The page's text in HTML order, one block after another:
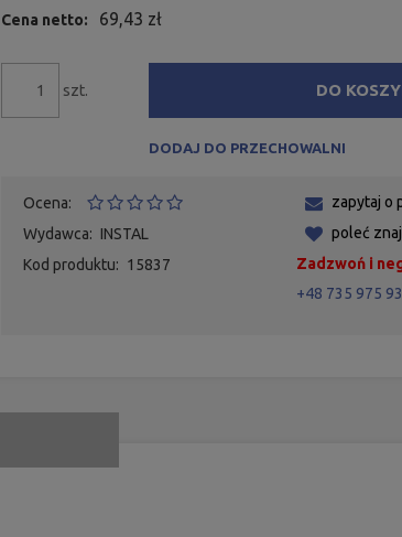
Cena netto: 69,43 zł
szt. DO
DODAJ DO PRZECHOWALNI
Ocena:
Wydawca: INSTAL
Kod produktu: 15837
zapytaj o
poleć
Zadzwoń i
+48 735 975